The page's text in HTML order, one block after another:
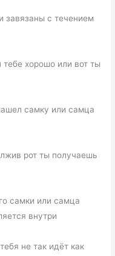
завязаны с течением
хорошо или вот ты
самку или самца
рот ты получаешь
самки или самца
внутри
не так идёт как